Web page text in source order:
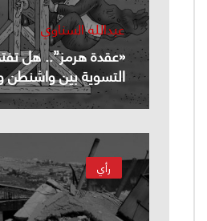
عبدالله السناوي
«عقدة هرمز”.. هل
التسوية بين واشنطن
رأي